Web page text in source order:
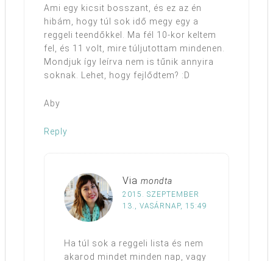
Ami egy kicsit bosszant, és ez az én
hibám, hogy túl sok idő megy egy a
reggeli teendőkkel. Ma fél 10-kor keltem
fel, és 11 volt, mire túljutottam mindenen.
Mondjuk így leírva nem is tűnik annyira
soknak. Lehet, hogy fejlődtem? :D
Aby
Reply
Via mondta
2015. SZEPTEMBER
13., VASÁRNAP, 15:49
Ha túl sok a reggeli lista és nem
akarod mindet minden nap, vagy